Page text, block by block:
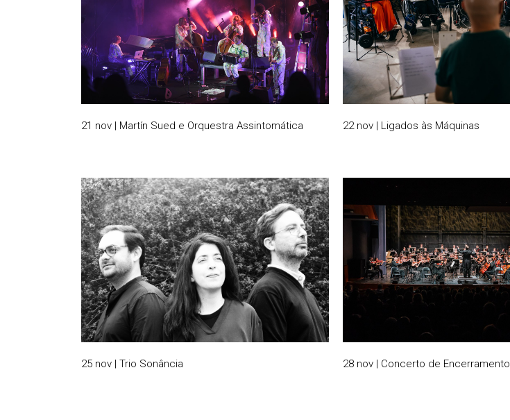
21 nov | Martín Sued e Orquestra Assintomática 22 nov | Ligados às Máquinas
25 nov | Trio Sonância 28 nov | Concerto de Encerramento